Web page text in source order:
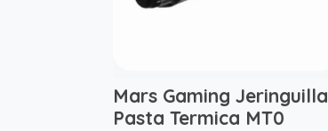
Mars Gaming Jeringuilla
Pasta Termica MT0